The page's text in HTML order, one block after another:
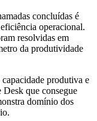
concluídas é
operacional.
resolvidas em
da produtividade
produtiva e
que consegue
domínio dos